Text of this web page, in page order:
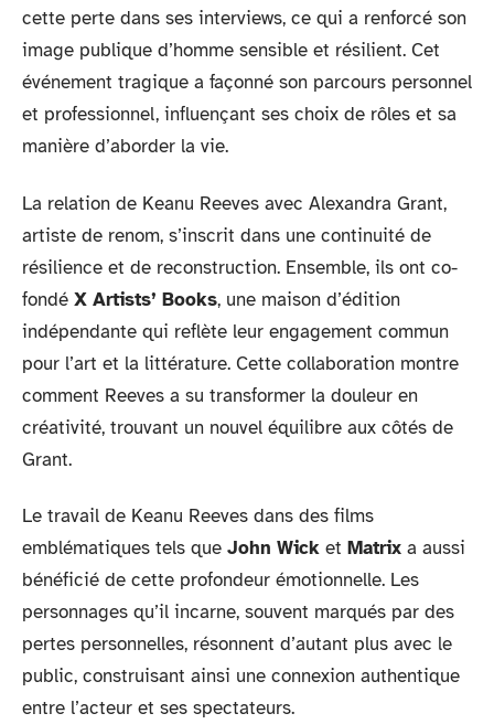
cette perte dans ses interviews, ce qui a renforcé son
image publique d’homme sensible et résilient. Cet
événement tragique a façonné son parcours personnel
et professionnel, influençant ses choix de rôles et sa
manière d’aborder la vie.
La relation de Keanu Reeves avec Alexandra Grant,
artiste de renom, s’inscrit dans une continuité de
résilience et de reconstruction. Ensemble, ils ont co-
fondé X Artists’ Books, une maison d’édition
indépendante qui reflète leur engagement commun
pour l’art et la littérature. Cette collaboration montre
comment Reeves a su transformer la douleur en
créativité, trouvant un nouvel équilibre aux côtés de
Grant.
Le travail de Keanu Reeves dans des films
emblématiques tels que John Wick et Matrix a aussi
bénéficié de cette profondeur émotionnelle. Les
personnages qu’il incarne, souvent marqués par des
pertes personnelles, résonnent d’autant plus avec le
public, construisant ainsi une connexion authentique
entre l’acteur et ses spectateurs.